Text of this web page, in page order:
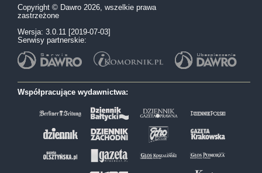
Copyright © Dawro 2026, wszelkie prawa
zastrzeżone
Wersja: 3.0.11 [2019-07-03]
Serwisy partnerskie:
Współpracujące wydawnictwa: